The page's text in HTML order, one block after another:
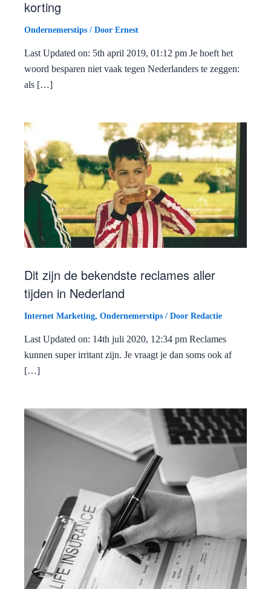
korting
Ondernemerstips / Door Ernest
Last Updated on: 5th april 2019, 01:12 pm Je hoeft het
woord besparen niet vaak tegen Nederlanders te zeggen:
als […]
Dit zijn de bekendste reclames aller
tijden in Nederland
Internet Marketing, Ondernemerstips / Door Redactie
Last Updated on: 14th juli 2020, 12:34 pm Reclames
kunnen super irritant zijn. Je vraagt je dan soms ook af
[…]